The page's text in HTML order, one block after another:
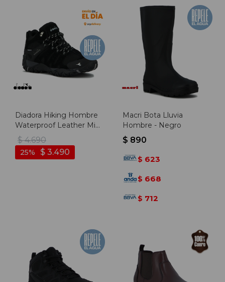
Diadora Hiking Hombre
Waterproof Leather Mid
- Negro - Negro
$ 4.690
$ 3.490
25
Macri Bota Lluvia
Hombre - Negro
$ 890
$ 623
$ 668
$ 712